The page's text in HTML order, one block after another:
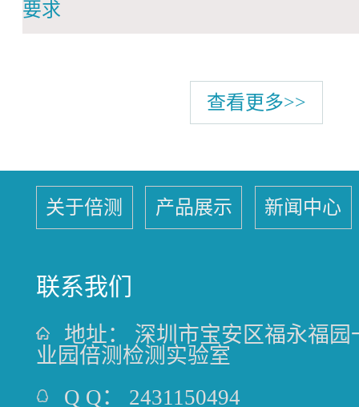
要求
查看更多>>
关于倍测 产品展示 新闻中心
联系我们
地址： 深圳市宝安区福永福园
业园倍测检测实验室
Q Q： 2431150494